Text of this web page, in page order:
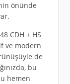
önünde
CDH + HS
ve modern
de
bu
hemen